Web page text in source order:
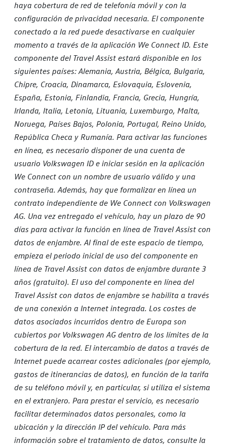
haya cobertura de red de telefonía móvil y con la
configuración de privacidad necesaria. El componente
conectado a la red puede desactivarse en cualquier
momento a través de la aplicación We Connect ID. Este
componente del Travel Assist estará disponible en los
siguientes países: Alemania, Austria, Bélgica, Bulgaria,
Chipre, Croacia, Dinamarca, Eslovaquia, Eslovenia,
España, Estonia, Finlandia, Francia, Grecia, Hungría,
Irlanda, Italia, Letonia, Lituania, Luxemburgo, Malta,
Noruega, Países Bajos, Polonia, Portugal, Reino Unido,
República Checa y Rumanía. Para activar las funciones
en línea, es necesario disponer de una cuenta de
usuario Volkswagen ID e iniciar sesión en la aplicación
We Connect con un nombre de usuario válido y una
contraseña. Además, hay que formalizar en línea un
contrato independiente de We Connect con Volkswagen
AG. Una vez entregado el vehículo, hay un plazo de 90
días para activar la función en línea de Travel Assist con
datos de enjambre. Al final de este espacio de tiempo,
empieza el periodo inicial de uso del componente en
línea de Travel Assist con datos de enjambre durante 3
años (gratuito). El uso del componente en línea del
Travel Assist con datos de enjambre se habilita a través
de una conexión a Internet integrada. Los costes de
datos asociados incurridos dentro de Europa son
cubiertos por Volkswagen AG dentro de los límites de la
cobertura de la red. El intercambio de datos a través de
Internet puede acarrear costes adicionales (por ejemplo,
gastos de itinerancias de datos), en función de la tarifa
de su teléfono móvil y, en particular, si utiliza el sistema
en el extranjero. Para prestar el servicio, es necesario
facilitar determinados datos personales, como la
ubicación y la dirección IP del vehículo. Para más
información sobre el tratamiento de datos, consulte la